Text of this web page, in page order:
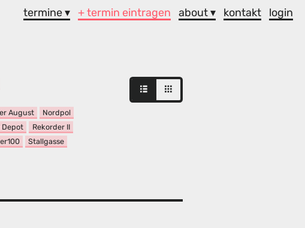
termine ▾ + termin eintragen about ▾ kontakt login
August
Nordpol
Depot
Rekorder II
Stallgasse